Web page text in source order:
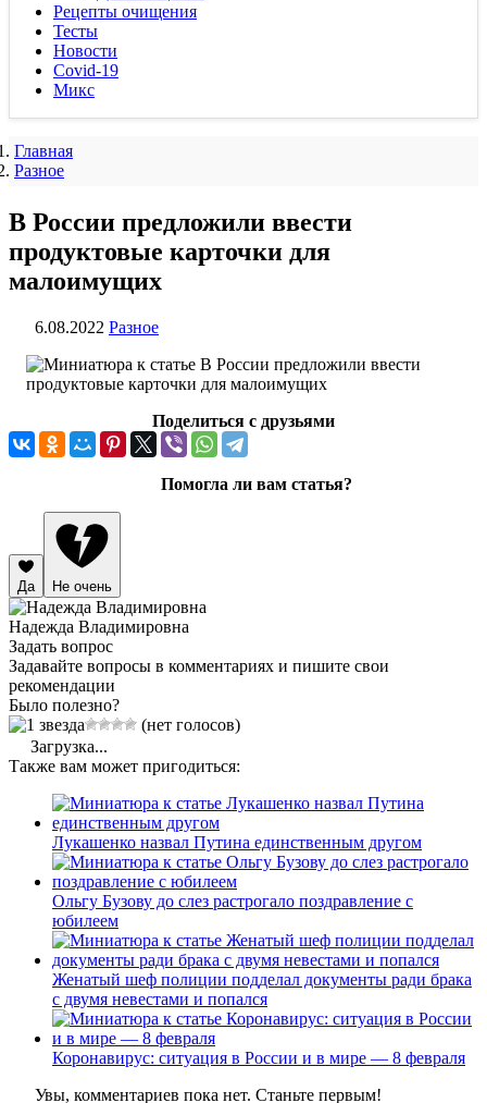
Рецепты очищения
Тесты
Новости
Covid-19
Микс
Главная
Разное
В России предложили ввести
продуктовые карточки для
малоимущих
6.08.2022 Разное
Поделиться с друзьями
Помогла ли вам статья?
Да Не очень
Надежда Владимировна
Задать вопрос
Задавайте вопросы в комментариях и пишите свои
рекомендации
Было полезно?
(нет голосов)
Загрузка...
Также вам может пригодиться:
Лукашенко назвал Путина единственным другом
Ольгу Бузову до слез растрогало поздравление с
юбилеем
Женатый шеф полиции подделал документы ради брака
с двумя невестами и попался
Коронавирус: ситуация в России и в мире — 8 февраля
Увы, комментариев пока нет. Станьте первым!